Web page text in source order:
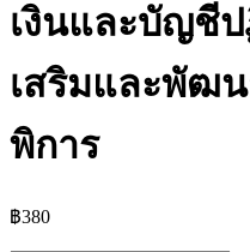
เงินและบัญชี
เสริมและพัฒ
พิการ
฿380